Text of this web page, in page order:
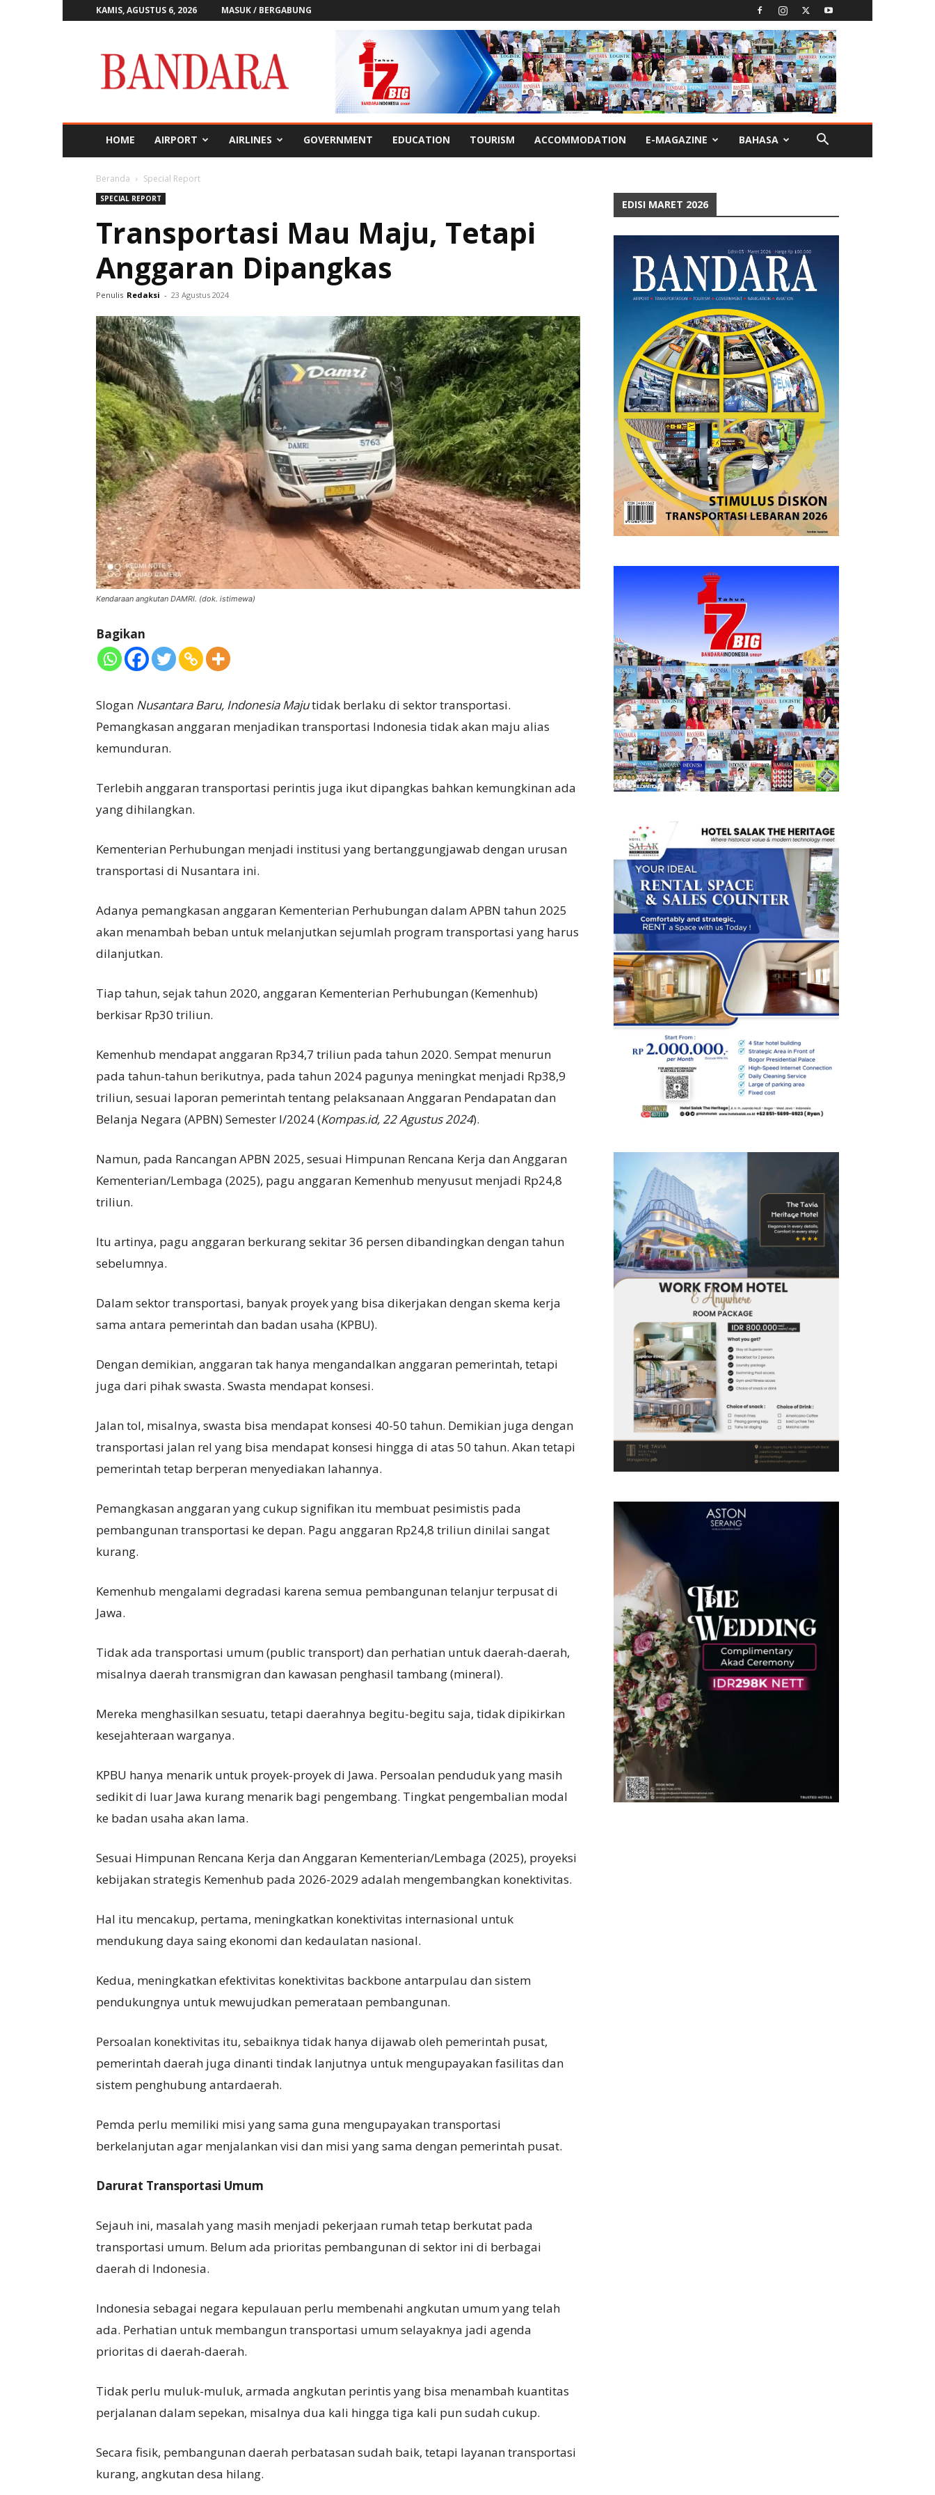
KAMIS, AGUSTUS 6, 2026 MASUK / BERGABUNG
Bandara
HOME AIRPORT AIRLINES GOVERNMENT EDUCATION TOURISM ACCOMMODATION E-MAGAZINE BAHASA
Beranda Special Report
SPECIAL REPORT
Transportasi Mau Maju, Tetapi
Anggaran Dipangkas
Penulis Redaksi - 23 Agustus 2024
Kendaraan angkutan DAMRI. (dok. istimewa)
Bagikan
Slogan Nusantara Baru, Indonesia Majutidak berlaku di sektor transportasi.
Pemangkasan anggaran menjadikan transportasi Indonesia tidak akan maju alias
kemunduran.
Terlebih anggaran transportasi perintis juga ikut dipangkas bahkan kemungkinan ada
yang dihilangkan.
Kementerian Perhubungan menjadi institusi yang bertanggungjawab dengan urusan
transportasi di Nusantara ini.
Adanya pemangkasan anggaran Kementerian Perhubungan dalam APBN tahun 2025
akan menambah beban untuk melanjutkan sejumlah program transportasi yang harus
dilanjutkan.
Tiap tahun, sejak tahun 2020, anggaran Kementerian Perhubungan (Kemenhub)
berkisar Rp30 triliun.
Kemenhub mendapat anggaran Rp34,7 triliun pada tahun 2020. Sempat menurun
pada tahun-tahun berikutnya, pada tahun 2024 pagunya meningkat menjadi Rp38,9
triliun, sesuai laporan pemerintah tentang pelaksanaan Anggaran Pendapatan dan
Belanja Negara (APBN) Semester I/2024 (Kompas.id, 22 Agustus 2024).
Namun, pada Rancangan APBN 2025, sesuai Himpunan Rencana Kerja dan Anggaran
Kementerian/Lembaga (2025), pagu anggaran Kemenhub menyusut menjadi Rp24,8
triliun.
Itu artinya, pagu anggaran berkurang sekitar 36 persen dibandingkan dengan tahun
sebelumnya.
Dalam sektor transportasi, banyak proyek yang bisa dikerjakan dengan skema kerja
sama antara pemerintah dan badan usaha (KPBU).
Dengan demikian, anggaran tak hanya mengandalkan anggaran pemerintah, tetapi
juga dari pihak swasta. Swasta mendapat konsesi.
Jalan tol, misalnya, swasta bisa mendapat konsesi 40-50 tahun. Demikian juga dengan
transportasi jalan rel yang bisa mendapat konsesi hingga di atas 50 tahun. Akan tetapi
pemerintah tetap berperan menyediakan lahannya.
Pemangkasan anggaran yang cukup signifikan itu membuat pesimistis pada
pembangunan transportasi ke depan. Pagu anggaran Rp24,8 triliun dinilai sangat
kurang.
Kemenhub mengalami degradasi karena semua pembangunan telanjur terpusat di
Jawa.
Tidak ada transportasi umum (public transport) dan perhatian untuk daerah-daerah,
misalnya daerah transmigran dan kawasan penghasil tambang (mineral).
Mereka menghasilkan sesuatu, tetapi daerahnya begitu-begitu saja, tidak dipikirkan
kesejahteraan warganya.
KPBU hanya menarik untuk proyek-proyek di Jawa. Persoalan penduduk yang masih
sedikit di luar Jawa kurang menarik bagi pengembang. Tingkat pengembalian modal
ke badan usaha akan lama.
Sesuai Himpunan Rencana Kerja dan Anggaran Kementerian/Lembaga (2025), proyeksi
kebijakan strategis Kemenhub pada 2026-2029 adalah mengembangkan konektivitas.
Hal itu mencakup, pertama, meningkatkan konektivitas internasional untuk
mendukung daya saing ekonomi dan kedaulatan nasional.
Kedua, meningkatkan efektivitas konektivitas backbone antarpulau dan sistem
pendukungnya untuk mewujudkan pemerataan pembangunan.
Persoalan konektivitas itu, sebaiknya tidak hanya dijawab oleh pemerintah pusat,
pemerintah daerah juga dinanti tindak lanjutnya untuk mengupayakan fasilitas dan
sistem penghubung antardaerah.
Pemda perlu memiliki misi yang sama guna mengupayakan transportasi
berkelanjutan agar menjalankan visi dan misi yang sama dengan pemerintah pusat.
Darurat Transportasi Umum
Sejauh ini, masalah yang masih menjadi pekerjaan rumah tetap berkutat pada
transportasi umum. Belum ada prioritas pembangunan di sektor ini di berbagai
daerah di Indonesia.
Indonesia sebagai negara kepulauan perlu membenahi angkutan umum yang telah
ada. Perhatian untuk membangun transportasi umum selayaknya jadi agenda
prioritas di daerah-daerah.
Tidak perlu muluk-muluk, armada angkutan perintis yang bisa menambah kuantitas
perjalanan dalam sepekan, misalnya dua kali hingga tiga kali pun sudah cukup.
Secara fisik, pembangunan daerah perbatasan sudah baik, tetapi layanan transportasi
kurang, angkutan desa hilang.
EDISI MARET 2026